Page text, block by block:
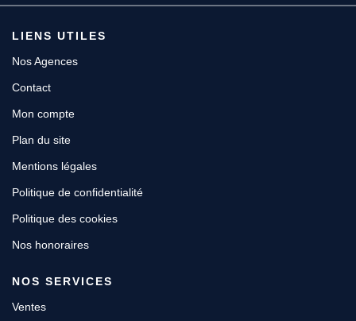
LIENS UTILES
Nos Agences
Contact
Mon compte
Plan du site
Mentions légales
Politique de confidentialité
Politique des cookies
Nos honoraires
NOS SERVICES
Ventes